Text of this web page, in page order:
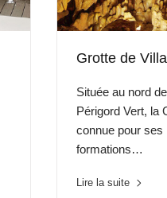
Grotte de
Située au nord
Périgord Vert, la
connue pour ses
formations…
Lire la suite